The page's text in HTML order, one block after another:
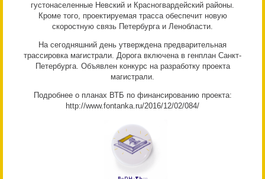
густонаселенные Невский и Красногвардейский районы.
Кроме того, проектируемая трасса обеспечит новую
скоростную связь Петербурга и Ленобласти.
На сегодняшний день утверждена предварительная
трассировка магистрали. Дорога включена в генплан Санкт-
Петербурга. Объявлен конкурс на разработку проекта
магистрали.
Подробнее о планах ВТБ по финансированию проекта:
http://www.fontanka.ru/2016/12/02/084/